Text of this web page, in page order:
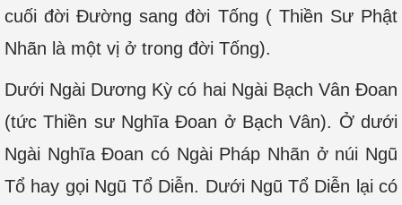
cuối đời Đường sang đời Tống ( Thiền Sư Phật
Nhãn là một vị ở trong đời Tống).
Dưới Ngài Dương Kỳ có hai Ngài Bạch Vân Đoan
(tức Thiền sư Nghĩa Đoan ở Bạch Vân). Ở dưới
Ngài Nghĩa Đoan có Ngài Pháp Nhãn ở núi Ngũ
Tổ hay gọi Ngũ Tổ Diễn. Dưới Ngũ Tổ Diễn lại có